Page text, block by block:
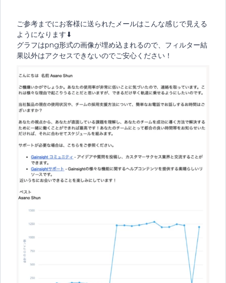
ご参考までにお客様に送られたメールはこんな感じで見える
ようになります⬇︎
グラフはpng形式の画像が埋め込まれるので、フィルター結
果以外はアクセスできないのでご安心ください！